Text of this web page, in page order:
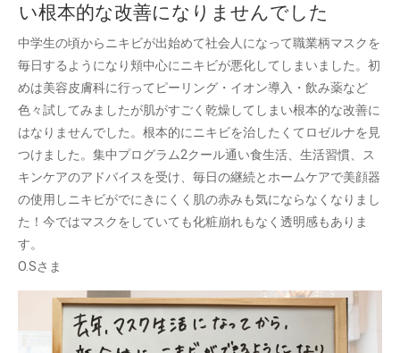
い根本的な改善になりませんでした
中学生の頃からニキビが出始めて社会人になって職業柄マスクを
毎日するようになり頬中心にニキビが悪化してしまいました。初
めは美容皮膚科に行ってピーリング・イオン導入・飲み薬など
色々試してみましたが肌がすごく乾燥してしまい根本的な改善に
はなりませんでした。根本的にニキビを治したくてロゼルナを見
つけました。集中プログラム2クール通い食生活、生活習慣、ス
キンケアのアドバイスを受け、毎日の継続とホームケアで美顔器
の使用しニキビがでにきにくく肌の赤みも気にならなくなりまし
た！今ではマスクをしていても化粧崩れもなく透明感もありま
す。
O.Sさま